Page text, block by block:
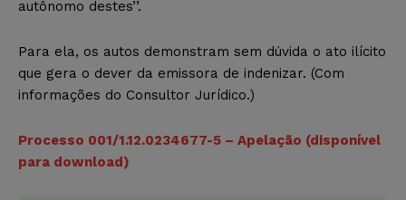
autônomo destes’’.
Para ela, os autos demonstram sem dúvida o ato ilícito
que gera o dever da emissora de indenizar. (Com
informações do Consultor Jurídico.)
Processo 001/1.12.0234677-5 – Apelação (disponível
para download)